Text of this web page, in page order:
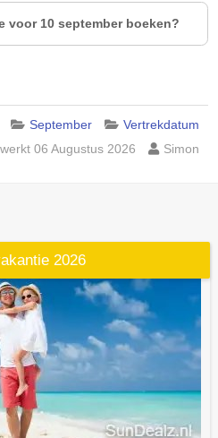
voor 10 september boeken?
September
Vertrekdatum
06 Augustus 2026
Simon
2026